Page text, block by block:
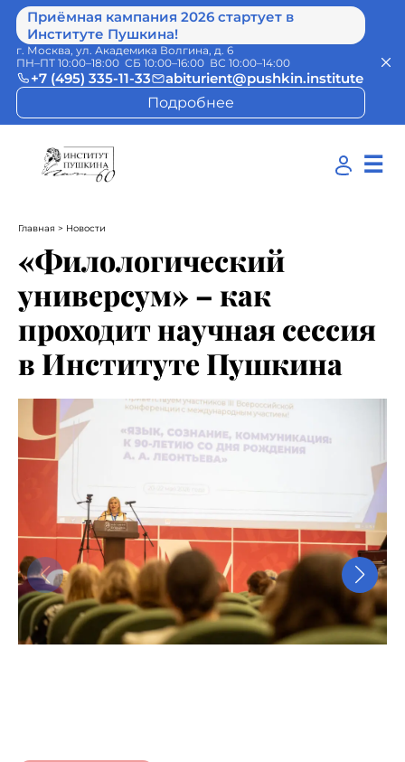
Приёмная кампания 2026 стартует в
Институте Пушкина!
г. Москва, ул. Академика Волгина, д. 6
ПН–ПТ 10:00–18:00 СБ 10:00–16:00 ВС 10:00–14:00
+7 (495) 335-11-33
abiturient@pushkin.institute
Подробнее
☰
Главная > Новости
«Филологический
универсум» – как
проходит научная сессия
в Институте Пушкина